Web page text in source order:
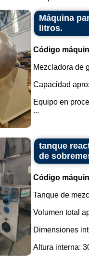
Máquina
litros.
Código
Mezcladora de
Capacidad
Equipo en
...
tanque
de
Código
Tanque de
Volumen total
Dimensiones
Altura interna: